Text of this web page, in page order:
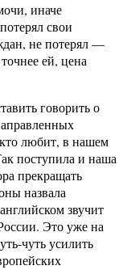
иначе
свои
не потерял —
ей, цена
говорить о
кто любит, в нашем
поступила и наша
прекращать
назвала
звучит
Это уже на
чуть усилить